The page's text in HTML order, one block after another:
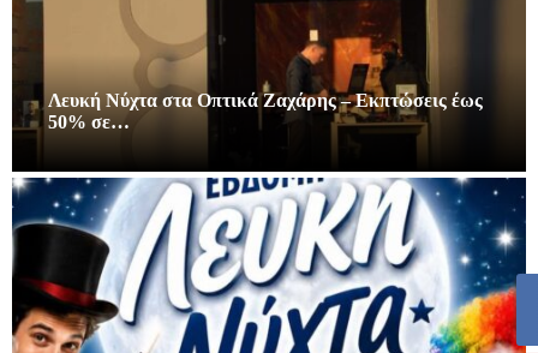
Λευκή Νύχτα στα Οπτικά Ζαχάρης – Εκπτώσεις έως
50% σε…